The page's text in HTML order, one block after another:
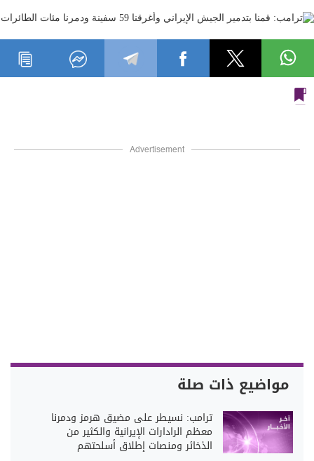
Advertisement
مواضيع ذات صلة
ترامب: نسيطر على مضيق هرمز ودمرنا
معظم الرادارات الإيرانية والكثير من
الذخائر ومنصات إطلاق أسلحتهم